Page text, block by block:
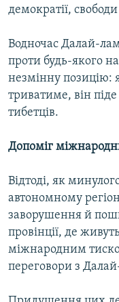
демократії,
Водночас Далай-
проти будь-якого
незмінну позицію:
триватиме, він
тибетців.
Допоміг
Відтоді, як
автономному
заворушення й
провінції, де
міжнародним
переговори з